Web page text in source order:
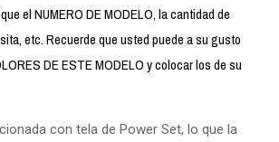
el NUMERO DE MODELO, la cantidad de
etc. Recuerde que usted puede a su gusto
DE ESTE MODELO y colocar los de su
con tela de Power Set, lo que la